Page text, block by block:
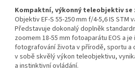
Kompaktní, výkonný teleobjektiv se
Objektiv EF-S 55-250 mm f/4-5,6 IS STM
Představuje dokonalý doplněk
zoomem 18-55 mm fotoaparátu EOS a
fotografování života v přírodě, sportu a
v sobě skvělý výkon teleobjektivu,
a instinktivní ovládání.